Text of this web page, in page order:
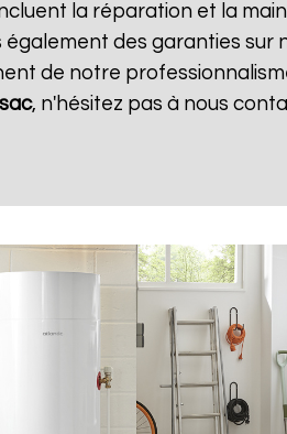
la réparation et la
des garanties sur
de notre
, n'hésitez pas à nous